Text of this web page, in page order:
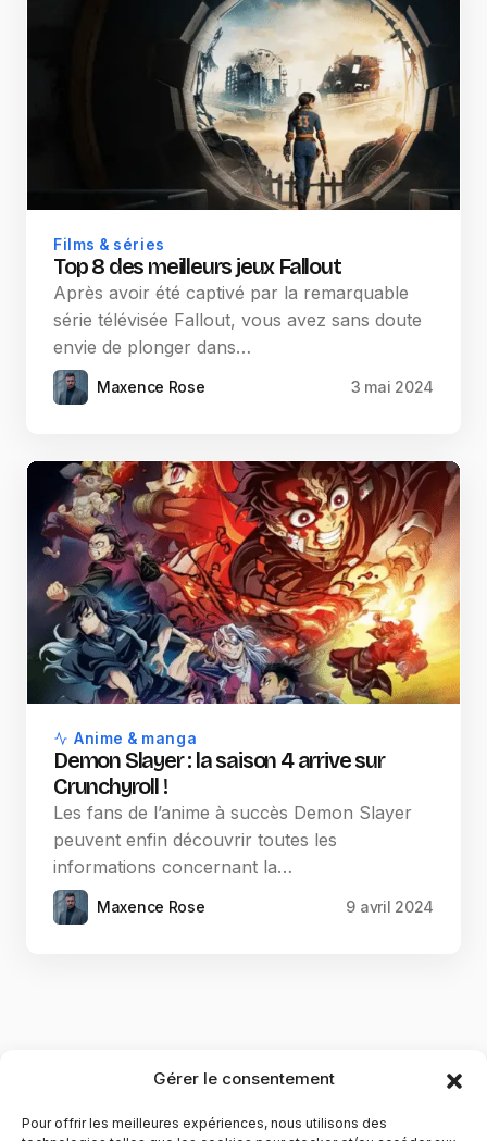
Gérer le consentement
Pour offrir les meilleures expériences, nous utilisons des
Films & séries
Top 8 des meilleurs jeux Fallout
Après avoir été captivé par la remarquable
série télévisée Fallout, vous avez sans doute
envie de plonger dans…
Maxence Rose 3 mai 2024
Anime & manga
Demon Slayer : la saison 4 arrive sur
Crunchyroll !
Les fans de l’anime à succès Demon Slayer
peuvent enfin découvrir toutes les
informations concernant la…
Maxence Rose 9 avril 2024